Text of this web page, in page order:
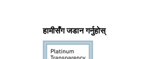
हामीसँग जडान गर्नुहोस्